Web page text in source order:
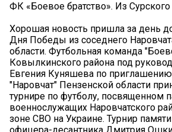
ФК «Боевое братство». Из
Хорошая новость пришла за день
Дня Победы из соседнего
области. Футбольная команда
Ковылкинского района под
Евгения Куняшева по
"Наровчат" Пензенской области
турнире по футболу, посвященном
военнослужащих Наровчатского
зоне СВО на Украине. Турнир